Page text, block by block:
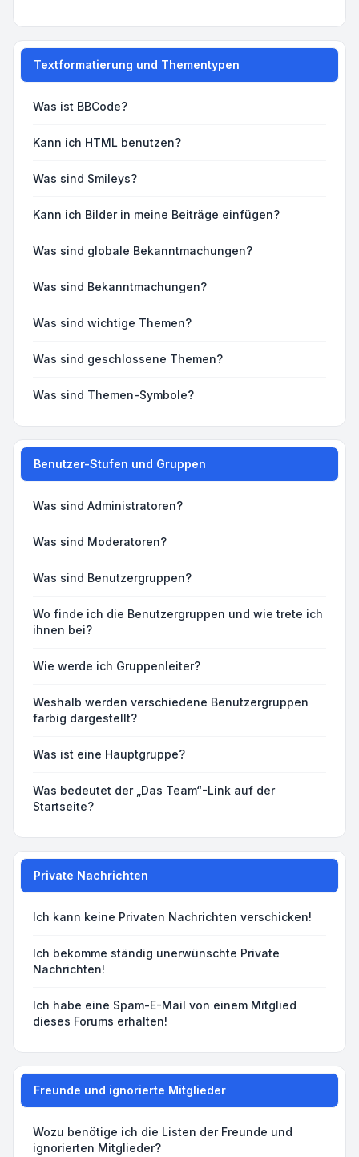
Textformatierung und Thementypen
Was ist BBCode?
Kann ich HTML benutzen?
Was sind Smileys?
Kann ich Bilder in meine Beiträge einfügen?
Was sind globale Bekanntmachungen?
Was sind Bekanntmachungen?
Was sind wichtige Themen?
Was sind geschlossene Themen?
Was sind Themen-Symbole?
Benutzer-Stufen und Gruppen
Was sind Administratoren?
Was sind Moderatoren?
Was sind Benutzergruppen?
Wo finde ich die Benutzergruppen und wie trete ich
ihnen bei?
Wie werde ich Gruppenleiter?
Weshalb werden verschiedene Benutzergruppen
farbig dargestellt?
Was ist eine Hauptgruppe?
Was bedeutet der „Das Team“-Link auf der
Startseite?
Private Nachrichten
Ich kann keine Privaten Nachrichten verschicken!
Ich bekomme ständig unerwünschte Private
Nachrichten!
Ich habe eine Spam-E-Mail von einem Mitglied
dieses Forums erhalten!
Freunde und ignorierte Mitglieder
Wozu benötige ich die Listen der Freunde und
ignorierten Mitglieder?